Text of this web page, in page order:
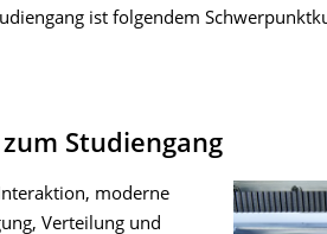
ist folgendem
Studiengang
moderne
Verteilung und